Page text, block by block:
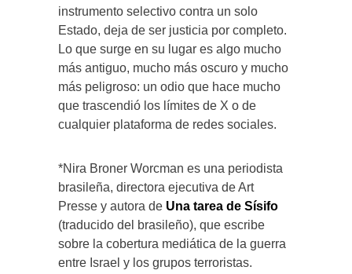
instrumento selectivo contra un solo
Estado, deja de ser justicia por completo.
Lo que surge en su lugar es algo mucho
más antiguo, mucho más oscuro y mucho
más peligroso: un odio que hace mucho
que trascendió los límites de X o de
cualquier plataforma de redes sociales.
*Nira Broner Worcman es una periodista
brasileña, directora ejecutiva de Art
Presse y autora de Una tarea de Sísifo
(traducido del brasileño), que escribe
sobre la cobertura mediática de la guerra
entre Israel y los grupos terroristas.